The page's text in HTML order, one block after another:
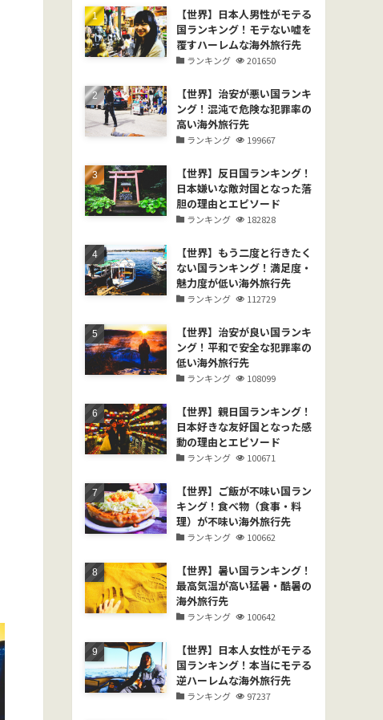
【世界】日本人男性がモテる
国ランキング！モテない嘘を
覆すハーレムな海外旅行先
ランキング 201650
【世界】治安が悪い国ランキ
ング！混沌で危険な犯罪率の
高い海外旅行先
ランキング 199667
【世界】反日国ランキング！
日本嫌いな敵対国となった落
胆の理由とエピソード
ランキング 182828
【世界】もう二度と行きたく
ない国ランキング！満足度・
魅力度が低い海外旅行先
ランキング 112729
【世界】治安が良い国ランキ
ング！平和で安全な犯罪率の
低い海外旅行先
ランキング 108099
【世界】親日国ランキング！
日本好きな友好国となった感
動の理由とエピソード
ランキング 100671
【世界】ご飯が不味い国ラン
キング！食べ物（食事・料
理）が不味い海外旅行先
ランキング 100662
【世界】暑い国ランキング！
最高気温が高い猛暑・酷暑の
海外旅行先
ランキング 100642
【世界】日本人女性がモテる
国ランキング！本当にモテる
逆ハーレムな海外旅行先
ランキング 97237